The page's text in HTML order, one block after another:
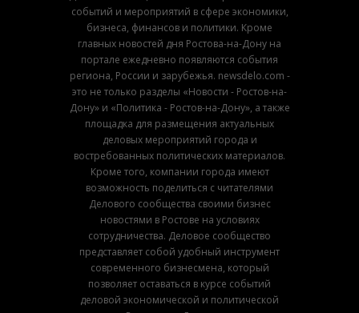
событий и мероприятий в сфере экономики,
бизнеса, финансов и политики. Кроме
главных новостей дня Ростова-на-Дону на
портале ежедневно появляются события
региона, России и зарубежья. newsdelo.com -
это не только разделы «Новости - Ростов-на-
Дону» и «Политика - Ростов-на-Дону», а также
площадка для размещения актуальных
деловых мероприятий города и
востребованных политических материалов.
Кроме того, компании города имеют
возможность поделиться с читателями
Делового сообщества своими бизнес
новостями в Ростове на условиях
сотрудничества. Деловое сообщество
представляет собой удобный инструмент
современного бизнесмена, который
позволяет оставаться в курсе событий
деловой экономической и политической